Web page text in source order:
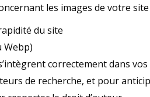
les images de votre site
du site
Webp)
correctement dans
de recherche, et pour